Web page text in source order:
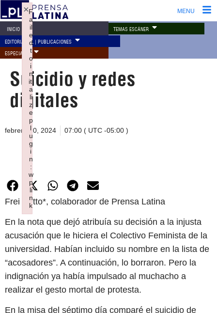
MENU
INICIO TEMAS ESCÁNER
EDITORIAL PL | PUBLICACIONES
ESPECIALES
Suicidio y redes
digitales
febrero 10, 2024 07:00 ( UTC -05:00 )
Frei Betto*, colaborador de Prensa Latina
En la nota que dejó atribuía su decisión a la injusta
acusación que le hiciera el Colectivo Feminista de la
universidad. Habían incluido su nombre en la lista de
“acosadores”. A continuación, lo borraron. Pero la
indignación ya había impulsado al muchacho a
realizar el gesto mortal de protesta.
En la misa del séptimo día comparé el suicidio de
F
a
il
e
d
t
o
i
n
iti
a
li
z
e
p
l
u
g
i
n
:
w
p
li
n
k
×
Failed to initialize plugin: wplink